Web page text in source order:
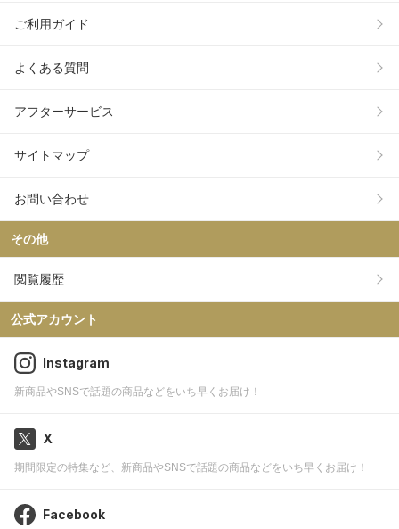
ご利用ガイド
よくある質問
アフターサービス
サイトマップ
お問い合わせ
その他
閲覧履歴
公式アカウント
Instagram
新商品やSNSで話題の商品などをいち早くお届け！
X
期間限定の特集など、新商品やSNSで話題の商品などをいち早くお届け！
Facebook